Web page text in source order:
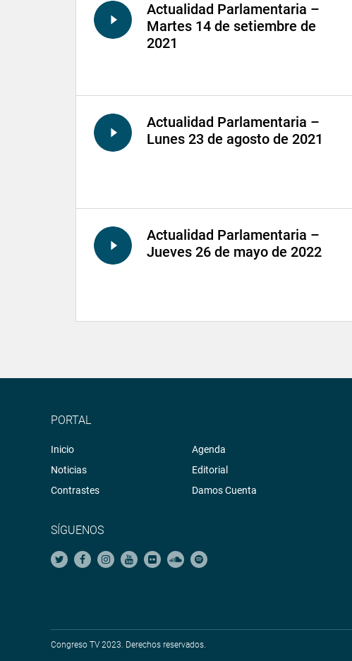
Actualidad Parlamentaria –
Martes 14 de setiembre de
2021
Actualidad Parlamentaria –
Lunes 23 de agosto de 2021
Actualidad Parlamentaria –
Jueves 26 de mayo de 2022
PORTAL
Inicio
Noticias
Contrastes
Agenda
Editorial
Damos Cuenta
SÍGUENOS
Congreso TV 2023. Derechos reservados.